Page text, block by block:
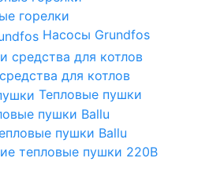
горелки
Насосы Grundfos
для котлов
Тепловые пушки
пушки Ballu
пушки Ballu
тепловые пушки 220В